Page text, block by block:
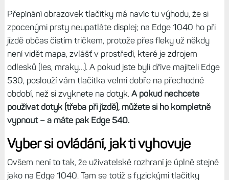
protože Edge je něco jako mobil.
A tak díky dotyku se mi Edge 840 ovládá naprosto stejně
dobře jako Edge 1040, jen má menší displej. Jako doplněk
používám přepínání obrazovek pomocí tlačítek nahoru a
dolů, případně tlačítko Back – zejména při jízdě je to
komfortní. Rychleji se tak dostanu z nabídky doplňků. Ale
také při nastavování mimo jízdu se mi Back hodí, prostě
jen několikrát po sobě zmáčknete tlačítko a jste na
základní obrazovce.
Přepínání obrazovek tlačítky má navíc tu výhodu, že si
zpocenými prsty neupatláte displej; na Edge 1040 ho při
jízdě občas čistím tričkem, protože přes fleky už někdy